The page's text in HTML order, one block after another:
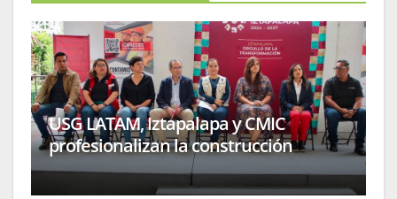
USG LATAM, Iztapalapa y CMIC
profesionalizan la construcción